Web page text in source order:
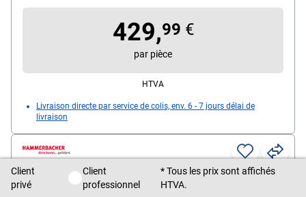
Particularités : imitation réaliste de la lumière du
jour / commande gestuelle / réglage continu de
l'intensité lumineuse / température de couleur
réglable sur 5 niveaux / port USB-C
429,99 €
par pièce
HTVA
Livraison directe par service de colis, env. 6 - 7 jours délai de
livraison
Client
privé
Client privé / Client professionnel
Client
professionnel
* Tous les prix sont affichés
HTVA.